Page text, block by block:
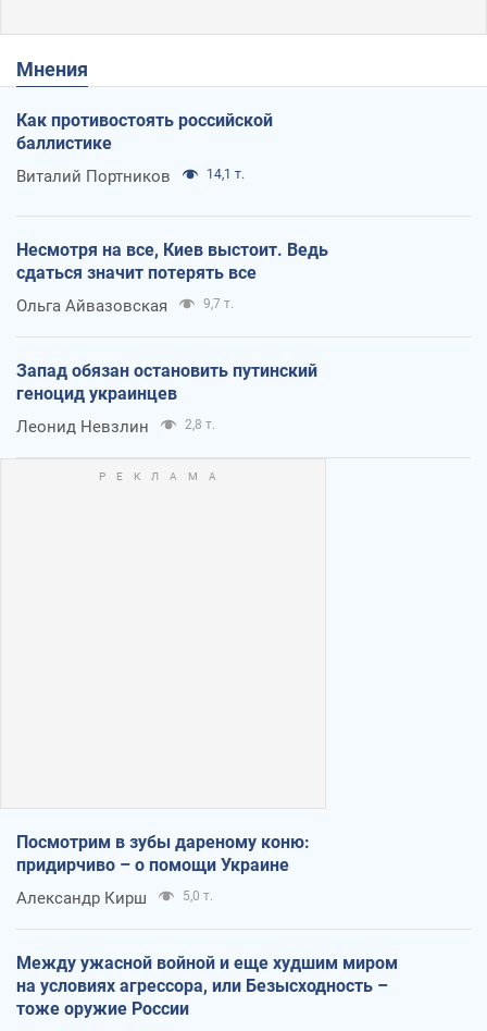
Мнения
Как противостоять российской
баллистике
Виталий Портников 14,1 т.
Несмотря на все, Киев выстоит. Ведь
сдаться значит потерять все
Ольга Айвазовская 9,7 т.
Запад обязан остановить путинский
геноцид украинцев
Леонид Невзлин 2,8 т.
Посмотрим в зубы дареному коню:
придирчиво – о помощи Украине
Александр Кирш 5,0 т.
Между ужасной войной и еще худшим миром
на условиях агрессора, или Безысходность –
тоже оружие России